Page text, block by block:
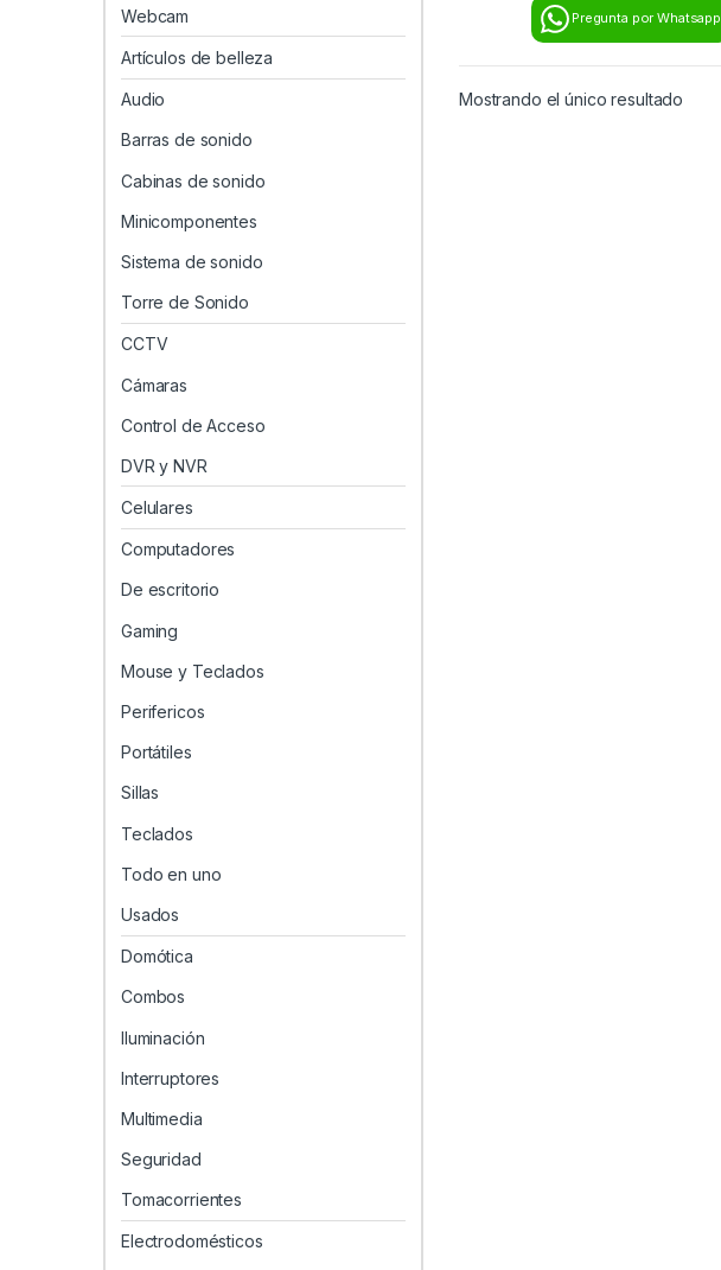
Pregunta por Whatsapp
Mostrando el único resultado
Webcam
Artículos de belleza
Audio
Barras de sonido
Cabinas de sonido
Minicomponentes
Sistema de sonido
Torre de Sonido
CCTV
Cámaras
Control de Acceso
DVR y NVR
Celulares
Computadores
De escritorio
Gaming
Mouse y Teclados
Perifericos
Portátiles
Sillas
Teclados
Todo en uno
Usados
Domótica
Combos
Iluminación
Interruptores
Multimedia
Seguridad
Tomacorrientes
Electrodomésticos